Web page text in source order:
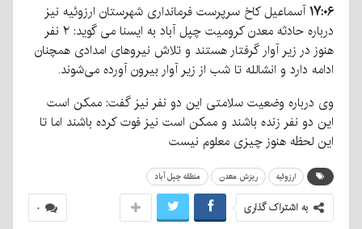
۱۷:۰۶ آسماعیل کاخ سرپرست فرمانداری شهرستان ارزوئیه نیز
درباره حادثه معدن کرومیت چپل آباد به ایسنا می گوید: ۲ نفر
هنوز در زیر آوار گرفتار هستند و تلاش نیروهای امدادی همچنان
ادامه دارد و انشالله تا شب از زیر آوار بیرون آورده می‌شوند.
وی درباره وضعیت سلامتی این دو نفر نیز گفت: ممکن است
این دو نفر زنده باشند و ممکن است نیز فوت کرده باشند اما تا
این لحظه هنوز چیزی معلوم نیست
ارزوئیه ریزش معدن منطقه چپل آباد
۰ به اشتراک گذاری